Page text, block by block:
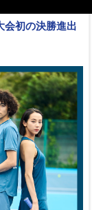
会初の決勝進出